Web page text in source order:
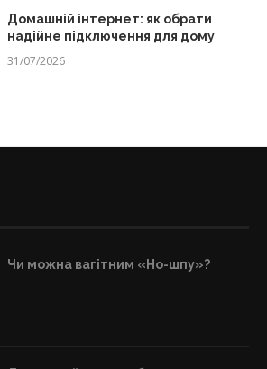
Домашній інтернет: як обрати
надійне підключення для дому
31/07/2026
Чи можна вагітним «Но-шпу»?